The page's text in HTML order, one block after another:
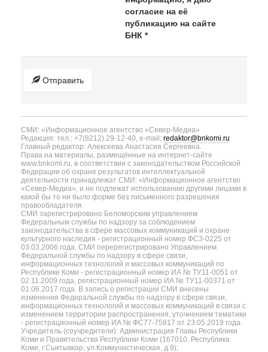
согласие на её
публикацию на сайте
БНК *
Отправить
СМИ: «Информационное агентство «Север-Медиа»
Редакция: тел.: +7(8212) 29-12-40, e-mail: redaktor@bnkomi.ru
Главный редактор: Алексеева Анастасия Сергеевна.
Права на материалы, размещённые на интернет-сайте
www.bnkomi.ru, в соответствии с законодательством Российской
Федерации об охране результатов интеллектуальной
деятельности принадлежат СМИ: «Информационное агентство
«Север-Медиа», и не подлежат использованию другими лицами в
какой бы то ни было форме без письменного разрешения
правообладателя.
СМИ зарегистрировано Беломорским управлением
Федеральным службы по надзору за соблюдением
законодательства в сфере массовых коммуникаций и охране
культурного наследия - регистрационный номер ФС3-0225 от
03.03.2006 года. СМИ перерегистрировано Управлением
Федеральной службы по надзору в сфере связи,
информационных технологий и массовых коммуникаций по
Республике Коми - регистрационный номер ИА № ТУ11-0051 от
02.11.2009 года, регистрационный номер ИА № ТУ11-00371 от
01.06.2017 года. В запись о регистрации СМИ внесены
изменения Федеральной службы по надзору в сфере связи,
информационных технологий и массовых коммуникаций в связи с
изменением территории распространения, уточнением тематики
- регистрационный номер ИА № ФС77-75817 от 23.05.2019 года.
Учредитель (соучредители): Администрация Главы Республики
Коми и Правительства Республики Коми (167010, Республика
Коми, г.Сыктывкар, ул.Коммунистическая, д.9);